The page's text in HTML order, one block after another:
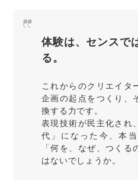
体験は、センスで
る。
これからのクリエイタ
企画の起点をつくり、
換する力です。
表現技術が民主化され
代」になった今、本
「何を、なぜ、つく
はないでしょうか。